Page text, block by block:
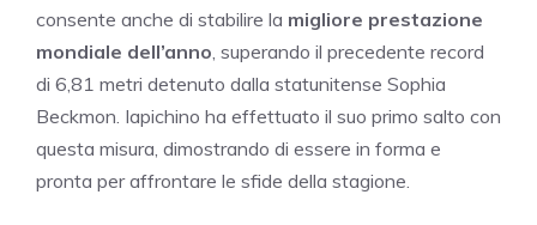
consente anche di stabilire la migliore prestazione
mondiale dell’anno , superando il precedente record
di 6,81 metri detenuto dalla statunitense Sophia
Beckmon. Iapichino ha effettuato il suo primo salto con
questa misura, dimostrando di essere in forma e
pronta per affrontare le sfide della stagione.